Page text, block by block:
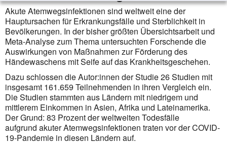
Akute Atemwegsinfektionen sind weltweit eine der
Hauptursachen für Erkrankungsfälle und Sterblichkeit in
Bevölkerungen. In der bisher größten Übersichtsarbeit und
Meta-Analyse zum Thema untersuchten Forschende die
Auswirkungen von Maßnahmen zur Förderung des
Händewaschens mit Seife auf das Krankheitsgeschehen.
Dazu schlossen die Autor:innen der Studie 26 Studien mit
insgesamt 161.659 Teilnehmenden in ihren Vergleich ein.
Die Studien stammten aus Ländern mit niedrigem und
mittlerem Einkommen in Asien, Afrika und Lateinamerika.
Der Grund: 83 Prozent der weltweiten Todesfälle
aufgrund akuter Atemwegsinfektionen traten vor der COVID-
19-Pandemie in diesen Ländern auf.